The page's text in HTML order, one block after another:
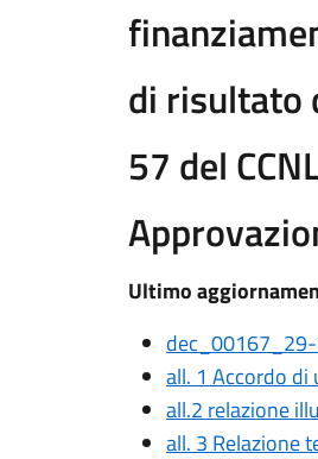
di risultato
57 del
Ultimo
all. 1 Accordo
all.2 relazione
all. 3 Relazione